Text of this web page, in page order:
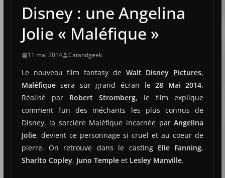
Disney : une Angelina
Jolie « Maléfique »
11 mai 2014 Catandgeek
Le nouveau film fantasy deWalt Disney Pictures,
Maléfiquesera sur grand écran le28 Mai 2014.
Réalisé par Robert Stromberg, le film explique
comment l’un des méchants les plus connus de
Disney, la sorcière Maléfique incarnée parAngelina
Jolie, devient ce personnage si cruel et au coeur de
pierre. On retrouve dans le castingElle Fanning,
Sharlto Copley, Juno Templeet Lesley Manville.